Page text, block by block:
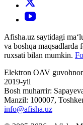
Afisha.uz saytidagi
va boshqa
ruxsati bilan mumkin.
Elektron OAV
2019-yil
Bosh muharrir:
Manzil: 100007,
info@afisha.uz